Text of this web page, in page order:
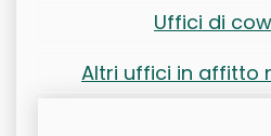
Uffici di
Altri uffici in affitto